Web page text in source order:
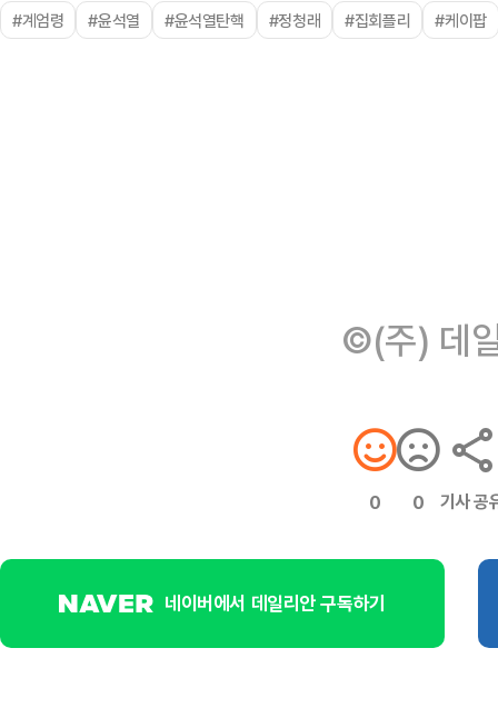
#계엄령 #윤석열 #윤석열탄핵 #정청래 #집회플리 #케이팝
©(주) 데
0 0 기사 공
네이버에서 데일리안 구독하기